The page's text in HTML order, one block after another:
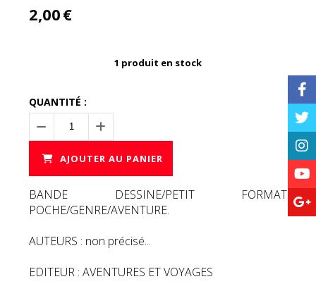
2,00€
1 produit en stock
QUANTITÉ :
AJOUTER AU PANIER
BANDE DESSINE/PETIT FORMAT
POCHE/GENRE/AVENTURE.
AUTEURS : non précisé...
EDITEUR : AVENTURES ET VOYAGES